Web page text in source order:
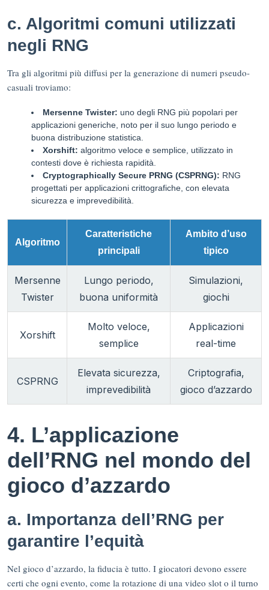
c. Algoritmi comuni utilizzati
negli RNG
Tra gli algoritmi più diffusi per la generazione di numeri pseudo-
casuali troviamo:
Mersenne Twister: uno degli RNG più popolari per
applicazioni generiche, noto per il suo lungo periodo e
buona distribuzione statistica.
Xorshift: algoritmo veloce e semplice, utilizzato in
contesti dove è richiesta rapidità.
Cryptographically Secure PRNG (CSPRNG): RNG
progettati per applicazioni crittografiche, con elevata
sicurezza e imprevedibilità.
Algoritmo
Caratteristiche
principali
Ambito d’uso
tipico
Mersenne
Twister
Lungo periodo,
buona uniformità
Simulazioni,
giochi
Xorshift
Molto veloce,
semplice
Applicazioni
real-time
CSPRNG
Elevata sicurezza,
imprevedibilità
Criptografia,
gioco d’azzardo
4. L’applicazione
dell’RNG nel mondo del
gioco d’azzardo
a. Importanza dell’RNG per
garantire l’equità
Nel gioco d’azzardo, la fiducia è tutto. I giocatori devono essere
certi che ogni evento, come la rotazione di una video slot o il turno